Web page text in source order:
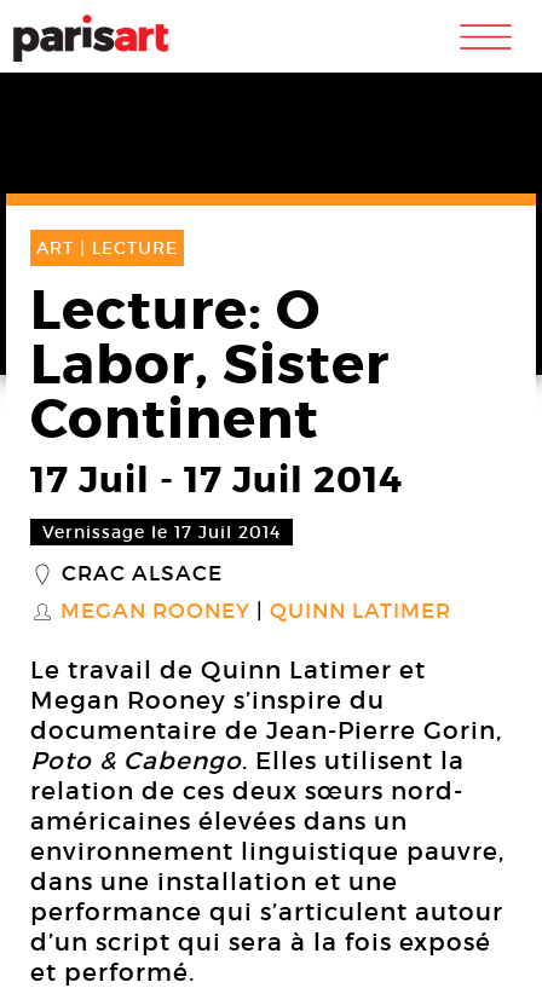
m
ART | LECTURE
Lecture: O
Labor, Sister
Continent
17 Juil - 17 Juil 2014
Vernissage le 17 Juil 2014
_ CRAC ALSACE
S MEGAN ROONEY QUINN LATIMER
Le travail de Quinn Latimer et
Megan Rooney s’inspire du
documentaire de Jean-Pierre Gorin,
Poto & Cabengo. Elles utilisent la
relation de ces deux sœurs nord-
américaines élevées dans un
environnement linguistique pauvre,
dans une installation et une
performance qui s’articulent autour
d’un script qui sera à la fois exposé
et performé.